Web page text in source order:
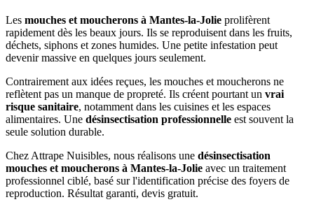
Les mouches et moucherons à Mantes-la-Jolie prolifèrent
rapidement dès les beaux jours. Ils se reproduisent dans les fruits,
déchets, siphons et zones humides. Une petite infestation peut
devenir massive en quelques jours seulement.
Contrairement aux idées reçues, les mouches et moucherons ne
reflètent pas un manque de propreté. Ils créent pourtant un vrai
risque sanitaire, notamment dans les cuisines et les espaces
alimentaires. Une désinsectisation professionnelle est souvent la
seule solution durable.
Chez Attrape Nuisibles, nous réalisons une désinsectisation
mouches et moucherons à Mantes-la-Jolie avec un traitement
professionnel ciblé, basé sur l'identification précise des foyers de
reproduction. Résultat garanti, devis gratuit.